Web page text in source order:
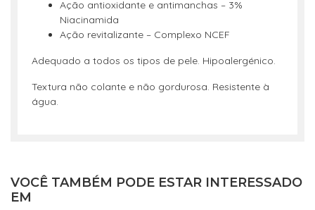
Ação antioxidante e antimanchas – 3%
Niacinamida
Ação revitalizante – Complexo NCEF
Adequado a todos os tipos de pele. Hipoalergénico.
Textura não colante e não gordurosa. Resistente à
água.
VOCÊ TAMBÉM PODE ESTAR INTERESSADO
EM